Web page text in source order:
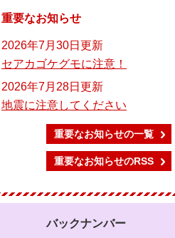
重要なお知らせ
2026年7月30日更新
セアカゴケグモに注意！
2026年7月28日更新
地震に注意してください
重要なお知らせの一覧
重要なお知らせのRSS
バックナンバー